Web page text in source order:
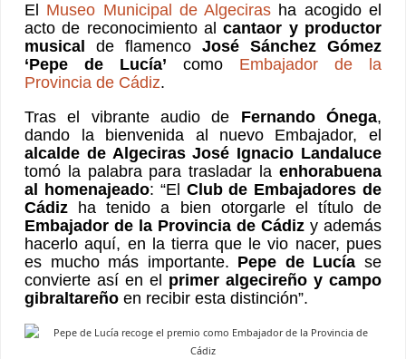
El Museo Municipal de Algeciras ha acogido el
acto de reconocimiento al cantaor y productor
musical
de flamenco José Sánchez Gómez
‘Pepe de Lucía’ como Embajador de la
Provincia de Cádiz.
Tras el vibrante audio de Fernando Ónega,
dando la bienvenida al nuevo Embajador, el
alcalde de Algeciras José Ignacio Landaluce
tomó la palabra para trasladar la enhorabuena
al homenajeado: “El Club de Embajadores de
Cádiz ha tenido a bien otorgarle el título de
Embajador de la Provincia de Cádizy además
hacerlo aquí, en la tierra que le vio nacer, pues
es mucho más importante. Pepe de Lucía se
convierte así en el primer algecireño y campo
gibraltareño en recibir esta distinción”.